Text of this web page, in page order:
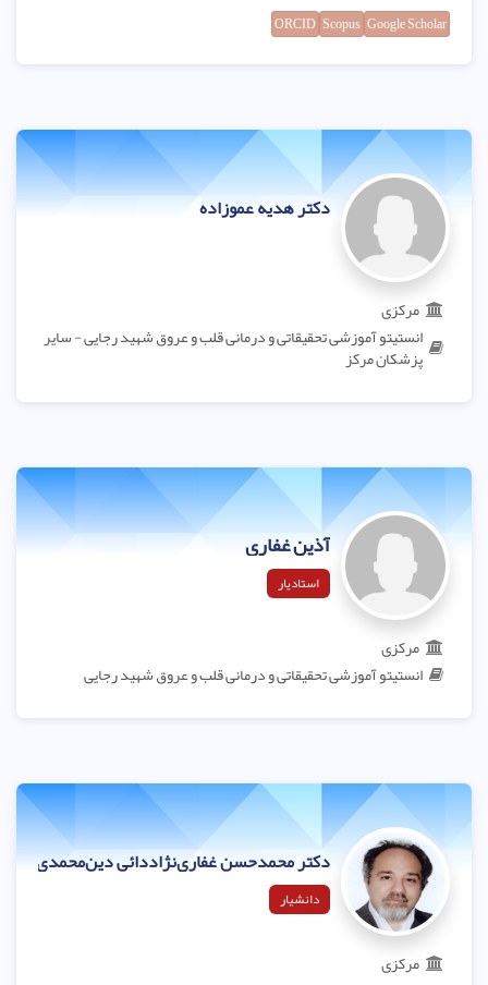
Google Scholar
Scopus
ORCID
دکتر هدیه عموزاده
مرکزی
انستیتو آموزشی تحقیقاتی و درمانی قلب و عروق شهید رجایی - سایر
پزشکان مرکز
آذین غفاری
استادیار
مرکزی
انستیتو آموزشی تحقیقاتی و درمانی قلب و عروق شهید رجایی
دکتر محمدحسن غفاری‌نژاددائی دین‌محمدی
دانشیار
مرکزی